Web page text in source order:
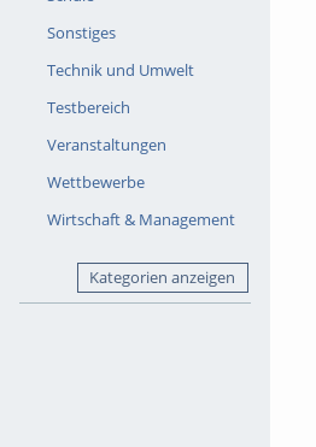
Sonstiges
Technik und Umwelt
Testbereich
Veranstaltungen
Wettbewerbe
Wirtschaft & Management
Kategorien anzeigen